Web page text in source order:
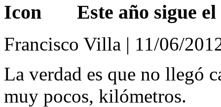
Este año sigue
Francisco Villa | 11/06/
La verdad es que no llegó
muy pocos, kilómetros.